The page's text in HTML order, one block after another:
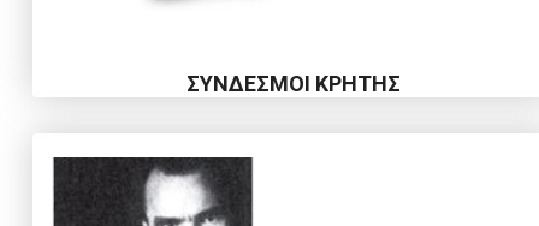
ΣΥΝΔΕΣΜΟΙ ΚΡΗΤΗΣ